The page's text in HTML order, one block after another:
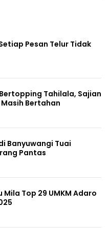
Pesan Telur Tidak
Tahilala, Sajian
Bertahan
Banyuwangi Tuai
Pantas
Mila Top 29 UMKM Adaro